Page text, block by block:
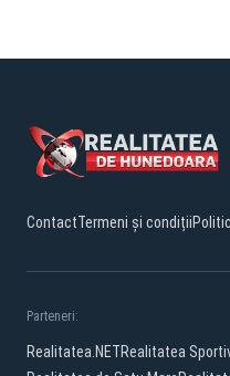
ContactTermeni și condiții
Parteneri:
Realitatea.NETRealitatea